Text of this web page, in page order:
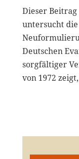
Dieser
untersucht
Deutschen
sorgfältiger
von 1972